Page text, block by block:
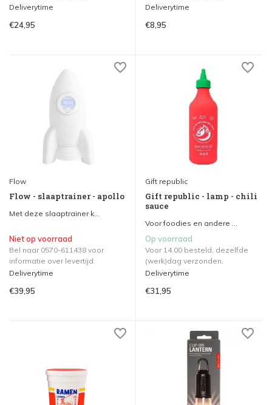
Deliverytime
€24,95
Deliverytime
€8,95
Flow
Flow - slaaptrainer - apollo
Met deze slaaptrainer k...
Niet op voorraad
Bel naar 0570-611438 voor
informatie over levertijd.
Deliverytime
€39,95
Gift republic
Gift republic - lamp - chili
sauce
Voor foodies en andere ...
Op voorraad
Voor 14.00 besteld, dezelfde
(werk)dag verzonden.
Deliverytime
€31,95